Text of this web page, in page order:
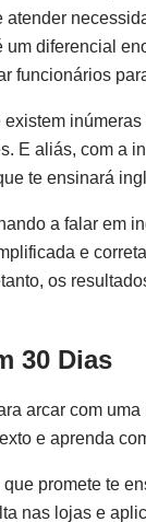
diferencial
funcionários
E aliás, com a
te ensinará
a falar em
e
os
30 Dias
arcar com
e aprenda
promete te
nas lojas e